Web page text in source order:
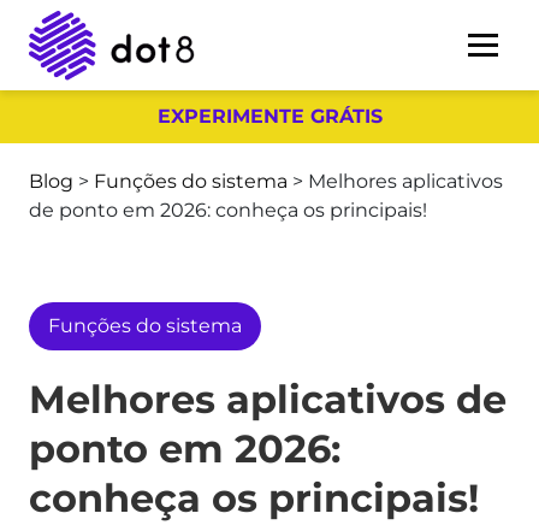
EXPERIMENTE GRÁTIS
Blog > Funções do sistema > Melhores aplicativos
de ponto em 2026: conheça os principais!
Funções do sistema
Melhores aplicativos de
ponto em 2026:
conheça os principais!